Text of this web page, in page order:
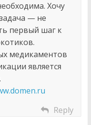
Хочу
— не
первый шаг к
медикаментов
является
Reply